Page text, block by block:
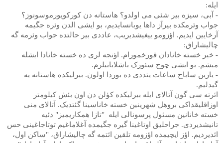
ایله:
- آبی، سیزه بیر شئی می اولدو؟ هاستانه دن کورکویورموسونوز؟
جواب وئرمکده بیرآز داها یوبانسایدیم، بو ایشی الدن وئره جگیمه
آرخایین ایدیم. اؤزومو ییغیشدیریب، عاددی بیر حالتده جواب وئرمه گه
چالیشاراق:
- خیر خسته خانادان قورخمورام. اؤنجه لری ده خسته خانادا ایشله
میشم. بو ایشی چوخ سئورک باشلایابیلرم.
- یارین ساباح ساعات یئددی ده بوردا اولون. بیرلیکده هاستانه یه
گیدلیم.
ائرته سی گون آتالای ایله بیرلیکده کؤلن دن اون بئش کیلومتر
اوزاقلیقداکی بروهل شهرینین خسته خاناسینا گئتدیک. آتالای منی
خسته خانانین مسئول پرسونالی ایله
"تازا همکاریمیز" دئیه
تانیشدیردی. جراحلیق اوتاغینا گیره جگیمده آغلاماغیم توتاجاغینی حس
ائدیردیم. اؤز ایچیمده اؤزومه تلقین ائتمه گه چالیشاراق، "ساکن اول،